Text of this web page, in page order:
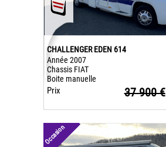
CHALLENGER EDEN 614
Année 2007
Chassis FIAT
Boite manuelle
Prix 37 900 €
Occasion